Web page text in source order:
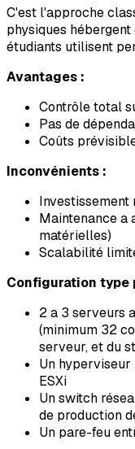
C'est l'approche
physiques
étudiants utilisent
Avantages :
Contrôle total
Pas de
Coûts
Inconvénients :
Investissement
Maintenance a
matérielles)
Scalabilité
Configuration type
2 a 3 serveurs
(minimum 32
serveur, et du
Un hyperviseur
ESXi
Un switch
de production
Un pare-feu